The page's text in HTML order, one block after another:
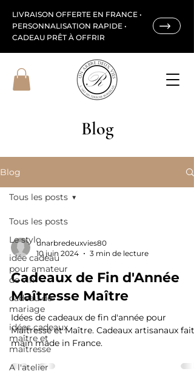
LIVRAISON OFFERTE EN FRANCE •
PERSONNALISATION RAPIDE •
CADEAU PRÊT À OFFRIR
Blog
Blog
Tous les posts
Le stylo
idée cadeau
pour amateur
de vin
cadeau de
mariage
idées cadeaux
maître et
maîtresse
A l'atelier
Tous les posts
unarbredeuxvies80
10 juin 2024
3 min de lecture
Cadeaux de Fin d'Année
Maîtresse Maître
Idées de cadeaux de fin d'année pour
Maitresse et Maître. Cadeaux artisanaux fait
main made in France.